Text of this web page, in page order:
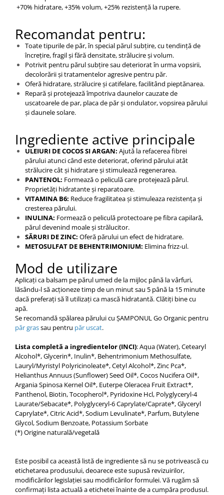
+70% hidratare, +35% volum, +25% rezistență la rupere.
Recomandat pentru:
Toate tipurile de păr, în special părul subțire, cu tendință de
încrețire, fragil și fără densitate, strălucire și volum.
Potrivit pentru părul subțire sau deteriorat în urma vopsirii,
decolorării și tratamentelor agresive pentru păr.
Oferă hidratare, strălucire și catifelare, facilitând pieptănarea.
Repară și protejează împotriva daunelor cauzate de
uscatoarele de par, placa de păr și ondulator, vopsirea părului
și daunele solare.
Ingrediente active principale
ULEIURI DE COCOS SI ARGAN: Ajută la refacerea fibrei
părului atunci când este deteriorat, oferind părului atât
strălucire cât și hidratare și stimulează regenerarea.
PANTENOL: Formează o peliculă care protejează părul.
Proprietăți hidratante și reparatoare.
VITAMINA B6: Reduce fragilitatea și stimuleaza rezistența și
cresterea părului.
INULINA: Formează o peliculă protectoare pe fibra capilară,
părul devenind moale și strălucitor.
SĂRURI DE ZINC: Oferă părului un efect de hidratare.
METOSULFAT DE BEHENTRIMONIUM: Elimina frizz-ul.
Mod de utilizare
Aplicați ca balsam pe părul umed de la mijloc până la vârfuri,
lăsându-l să acționeze timp de un minut sau 5 până la 15 minute
dacă preferați să îl utilizați ca mască hidratantă. Clătiți bine cu
apă.
Se recomandă spălarea părului cu ȘAMPONUL Go Organic pentru
păr grassau pentru păr uscat.
Lista completă a ingredientelor (INCI): Aqua (Water), Cetearyl
Alcohol*, Glycerin*, Inulin*, Behentrimonium Methosulfate,
Lauryl/Myristyl Polyricinoleate*, Cetyl Alcohol*, Zinc Pca*,
Helianthus Annuus (Sunflower) Seed Oil*, Cocos Nucifera Oil*,
Argania Spinosa Kernel Oil*, Euterpe Oleracea Fruit Extract*,
Panthenol, Biotin, Tocopherol*, Pyridoxine Hcl, Polyglyceryl-4
Laurate/Sebacate*, Polyglyceryl-6 Caprylate/Caprate*, Glyceryl
Caprylate*, Citric Acid*, Sodium Levulinate*, Parfum, Butylene
Glycol, Sodium Benzoate, Potassium Sorbate
(*) Origine naturală/vegetală
Este posibil ca această listă de ingrediente să nu se potrivească cu
etichetarea produsului, deoarece este supusă revizuirilor,
modificărilor legislației sau modificărilor formulei. Vă rugăm să
confirmați lista actuală a etichetei înainte de a cumpăra produsul.